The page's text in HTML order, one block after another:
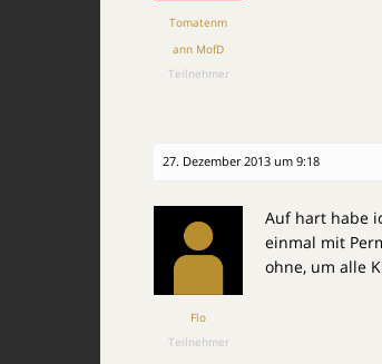
Tomatenm
ann MofD
Teilnehmer
27. Dezember 2013 um 9:18
Flo
Teilnehmer
Auf hart habe
einmal mit
ohne, um alle